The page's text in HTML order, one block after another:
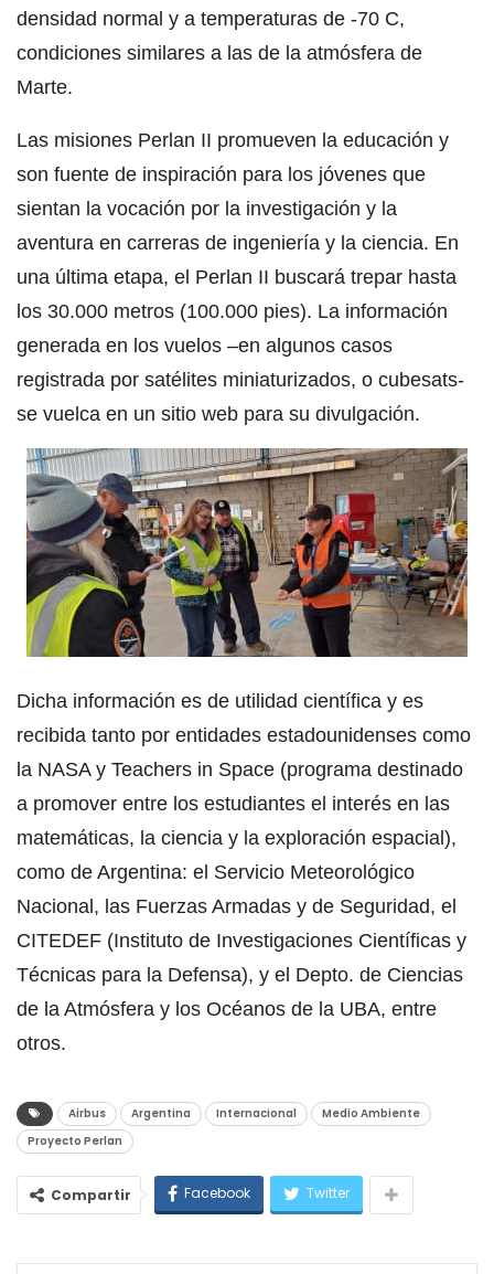
densidad normal y a temperaturas de -70 C,
condiciones similares a las de la atmósfera de
Marte.
Las misiones Perlan II promueven la educación y
son fuente de inspiración para los jóvenes que
sientan la vocación por la investigación y la
aventura en carreras de ingeniería y la ciencia. En
una última etapa, el Perlan II buscará trepar hasta
los 30.000 metros (100.000 pies). La información
generada en los vuelos –en algunos casos
registrada por satélites miniaturizados, o cubesats-
se vuelca en un sitio web para su divulgación.
Dicha información es de utilidad científica y es
recibida tanto por entidades estadounidenses como
la NASA y Teachers in Space (programa destinado
a promover entre los estudiantes el interés en las
matemáticas, la ciencia y la exploración espacial),
como de Argentina: el Servicio Meteorológico
Nacional, las Fuerzas Armadas y de Seguridad, el
CITEDEF (Instituto de Investigaciones Científicas y
Técnicas para la Defensa), y el Depto. de Ciencias
de la Atmósfera y los Océanos de la UBA, entre
otros.
Airbus Argentina Internacional
Medio Ambiente
Proyecto Perlan
Compartir Facebook Twitter